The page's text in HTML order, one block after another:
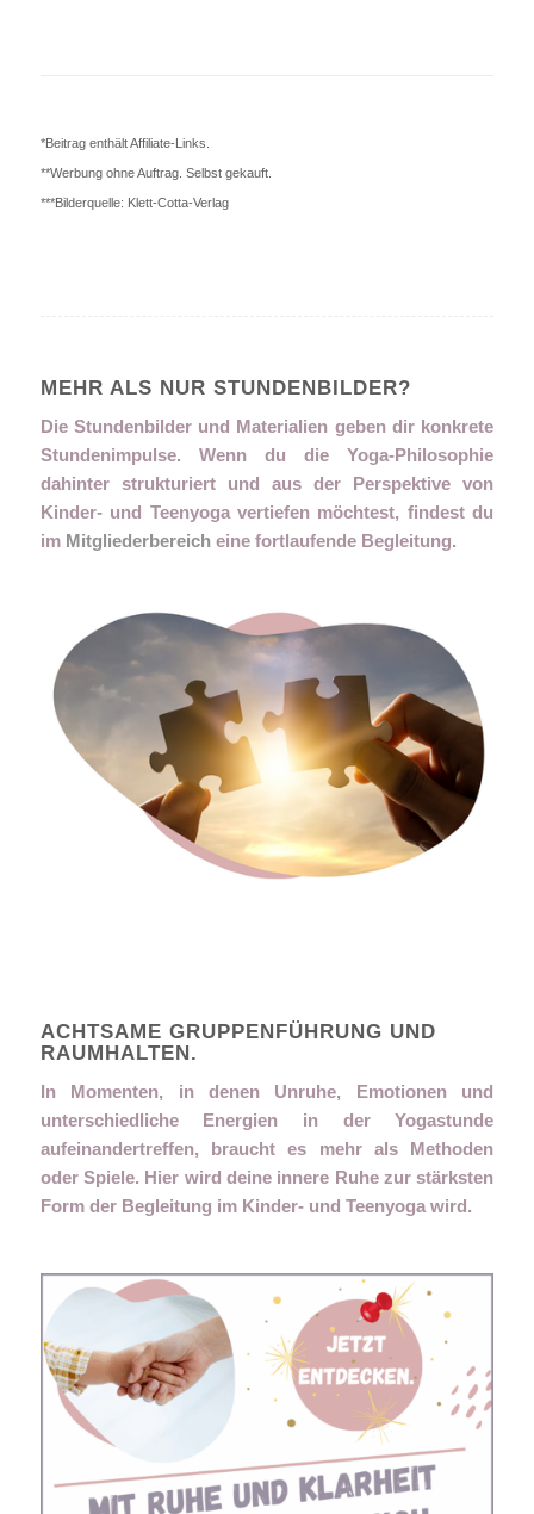
*Beitrag enthält Affiliate-Links.
**Werbung ohne Auftrag. Selbst gekauft.
***Bilderquelle: Klett-Cotta-Verlag
MEHR ALS NUR STUNDENBILDER?
Die Stundenbilder und Materialien geben dir konkrete
Stundenimpulse. Wenn du die Yoga-Philosophie
dahinter strukturiert und aus der Perspektive von
Kinder- und Teenyoga vertiefen möchtest, findest du
im Mitgliederbereicheine fortlaufende Begleitung.
ACHTSAME GRUPPENFÜHRUNG UND
RAUMHALTEN.
In Momenten, in denen Unruhe, Emotionen und
unterschiedliche Energien in der Yogastunde
aufeinandertreffen, braucht es mehr als Methoden
oder Spiele. Hier wird deine innere Ruhe zur stärksten
Form der Begleitung im Kinder- und Teenyoga wird.